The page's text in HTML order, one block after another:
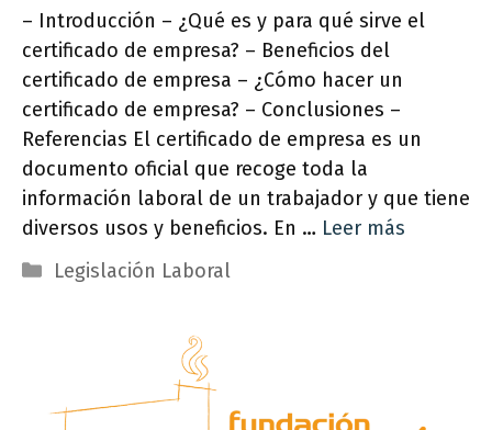
– Introducción – ¿Qué es y para qué sirve el
certificado de empresa? – Beneficios del
certificado de empresa – ¿Cómo hacer un
certificado de empresa? – Conclusiones –
Referencias El certificado de empresa es un
documento oficial que recoge toda la
información laboral de un trabajador y que tiene
diversos usos y beneficios. En … Leer más
Categorías
Legislación Laboral